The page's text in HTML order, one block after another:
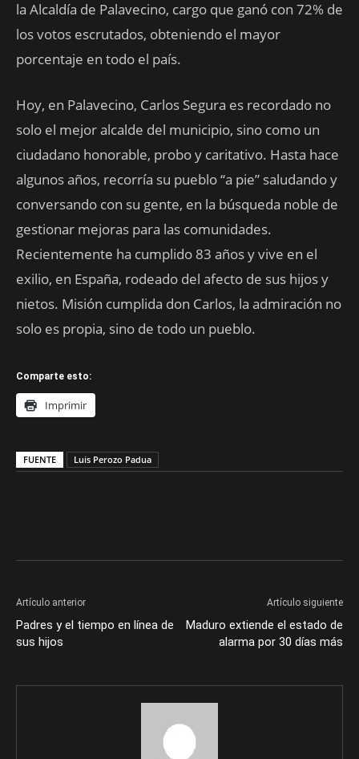
la Alcaldía de Palavecino, cargo que ganó con 72% de
los votos escrutados, obteniendo el mayor
porcentaje en todo el país.
Hoy, en Palavecino, Carlos Segura es recordado no
solo el mejor alcalde del municipio, sino como un
ciudadano honorable, probo y caritativo. Hasta hace
algunos años, recorría su pueblo “a pie” saludando y
conversando con su gente, en la búsqueda noble de
gestionar mejoras para las comunidades.
Recientemente ha cumplido 83 años y vive en el
exilio, en España, rodeado del afecto de sus hijos y
nietos. Misión cumplida don Carlos, la admiración no
solo es propia, sino de todo un pueblo.
Comparte esto:
Imprimir
FUENTE Luis Perozo Padua
Artículo anterior
Padres y el tiempo en línea de
sus hijos
Artículo siguiente
Maduro extiende el estado de
alarma por 30 días más